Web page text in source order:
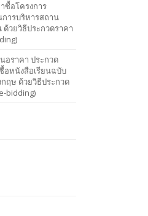
ซื้อโครงการ
ารบริหารสถาน
วยวิธีประกวดราคา
อราคา ประกวด
อหนังสือเรียนฉบับ
ฤษ ด้วยวิธีประกวด
bidding)